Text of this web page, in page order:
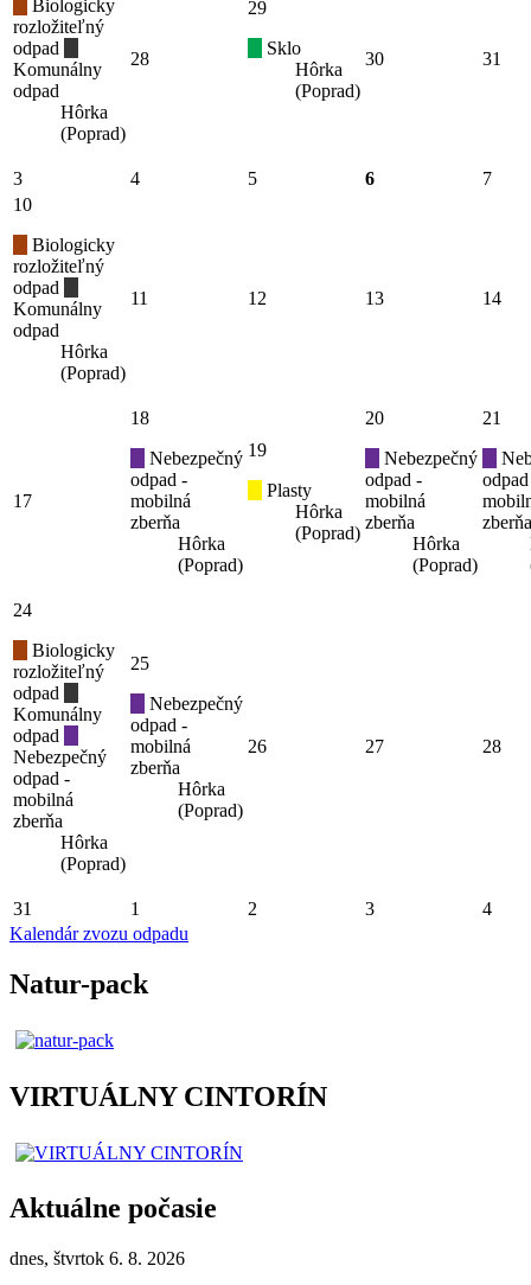
Biologicky
rozložiteľný
odpad
Komunálny
odpad
Hôrka
(Poprad)
28
29
Sklo
Hôrka
(Poprad)
30 31
3 4 5 6
7
10
Biologicky
rozložiteľný
odpad
Komunálny
odpad
Hôrka
(Poprad)
11 12 13 14
17
18
Nebezpečný
odpad -
mobilná
zberňa
Hôrka
(Poprad)
19
Plasty
Hôrka
(Poprad)
20
Nebezpečný
odpad -
mobilná
zberňa
Hôrka
(Poprad)
21
zberňa
24
Biologicky
rozložiteľný
odpad
Komunálny
odpad
Nebezpečný
odpad -
mobilná
zberňa
Hôrka
(Poprad)
25
Nebezpečný
odpad -
mobilná
zberňa
Hôrka
(Poprad)
26 27 28
31 1 2 3
4
Kalendár zvozu odpadu
Natur-pack
VIRTUÁLNY CINTORÍN
Aktuálne počasie
dnes, štvrtok 6. 8. 2026